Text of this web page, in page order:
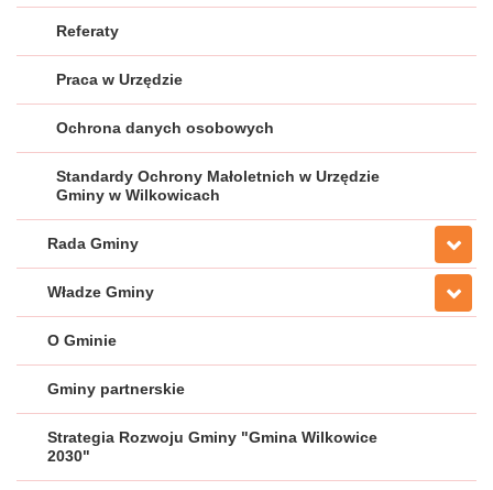
Referaty
Praca w Urzędzie
Ochrona danych osobowych
Standardy Ochrony Małoletnich w Urzędzie
Gminy w Wilkowicach
Rada Gminy
Władze Gminy
O Gminie
Gminy partnerskie
Strategia Rozwoju Gminy "Gmina Wilkowice
2030"